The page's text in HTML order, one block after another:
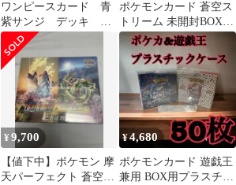
ワンピースカード 青
紫サンジ デッキ 構
築済み
ポケモンカード 蒼空ス
トリーム 未開封BOXセ
ットシュリンク付き
¥9,700
【値下中】ポケモン 摩
天パーフェクト 蒼空ス
¥4,680
ポケモンカード 遊戯王
兼用 BOX用プラスチッ